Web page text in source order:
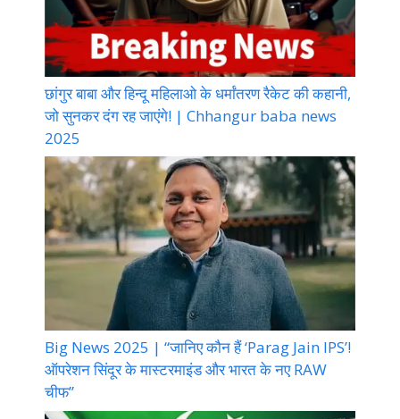
छांगुर बाबा और हिन्दू महिलाओ के धर्मांतरण रैकेट की कहानी,
जो सुनकर दंग रह जाएंगे! | Chhangur baba news
2025
Big News 2025 | “जानिए कौन हैं ‘Parag Jain IPS’!
ऑपरेशन सिंदूर के मास्टरमाइंड और भारत के नए RAW
चीफ”